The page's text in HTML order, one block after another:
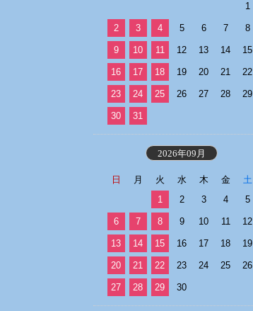
1
2 3 4 5 6 7 8
9 10 11 12 13 14 15
16 17 18 19 20 21 22
23 24 25 26 27 28 29
30 31
2026年09月
日 月 火 水 木 金
土
1
2 3 4 5
6 7 8 9 10 11 12
13 14 15 16 17 18 19
20 21 22 23 24 25 26
27 28 29 30